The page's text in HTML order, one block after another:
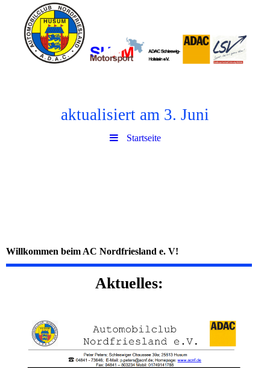
aktualisiert am 3. Juni
Startseite
Willkommen beim AC Nordfriesland e. V!
Aktuelles: